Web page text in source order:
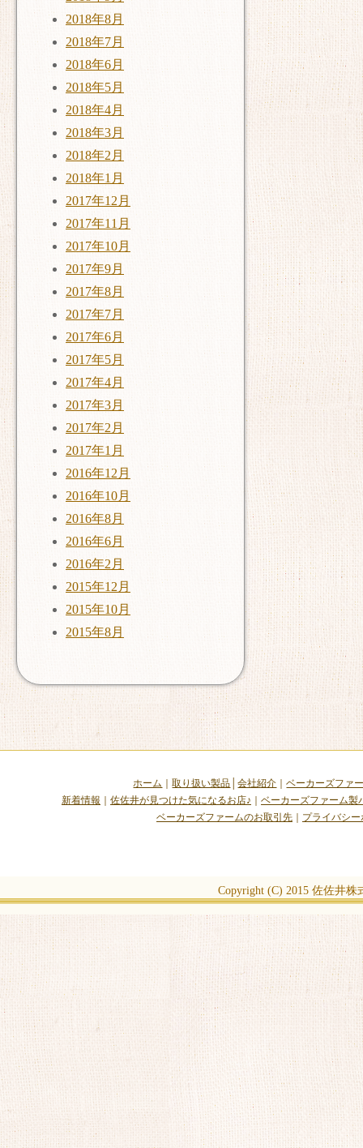
2018年8月
2018年7月
2018年6月
2018年5月
2018年4月
2018年3月
2018年2月
2018年1月
2017年12月
2017年11月
2017年10月
2017年9月
2017年8月
2017年7月
2017年6月
2017年5月
2017年4月
2017年3月
2017年2月
2017年1月
2016年12月
2016年10月
2016年8月
2016年6月
2016年2月
2015年12月
2015年10月
2015年8月
ホーム ｜取り扱い製品 │会社紹介 ｜ベーカーズファ
新着情報
佐佐井が見つけた気になるお店♪
ベーカーズファーム製
ベーカーズファームのお取引先
プライバシ
Copyright (C) 2015佐佐井株